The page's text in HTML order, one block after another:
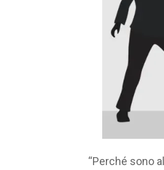
“Perché sono